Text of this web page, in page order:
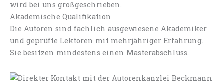
Akademische Qualifikation
Die Autoren sind fachlich ausgewiesene Akademiker
und geprüfte Lektoren mit mehrjähriger Erfahrung.
Sie besitzen mindestens einen Masterabschluss.